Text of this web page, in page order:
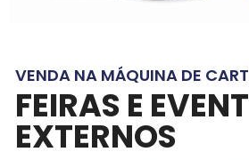
VENDA NA MÁQUINA DE
FEIRAS E
EXTERNOS